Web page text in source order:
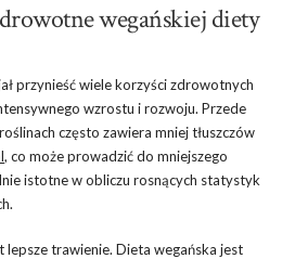
wegańskiej diety
przynieść wiele korzyści zdrowotnych
wzrostu i rozwoju. Przede
często zawiera mniej tłuszczów
, co może prowadzić do mniejszego
istotne w obliczu rosnących statystyk
lepsze trawienie. Dieta wegańska jest